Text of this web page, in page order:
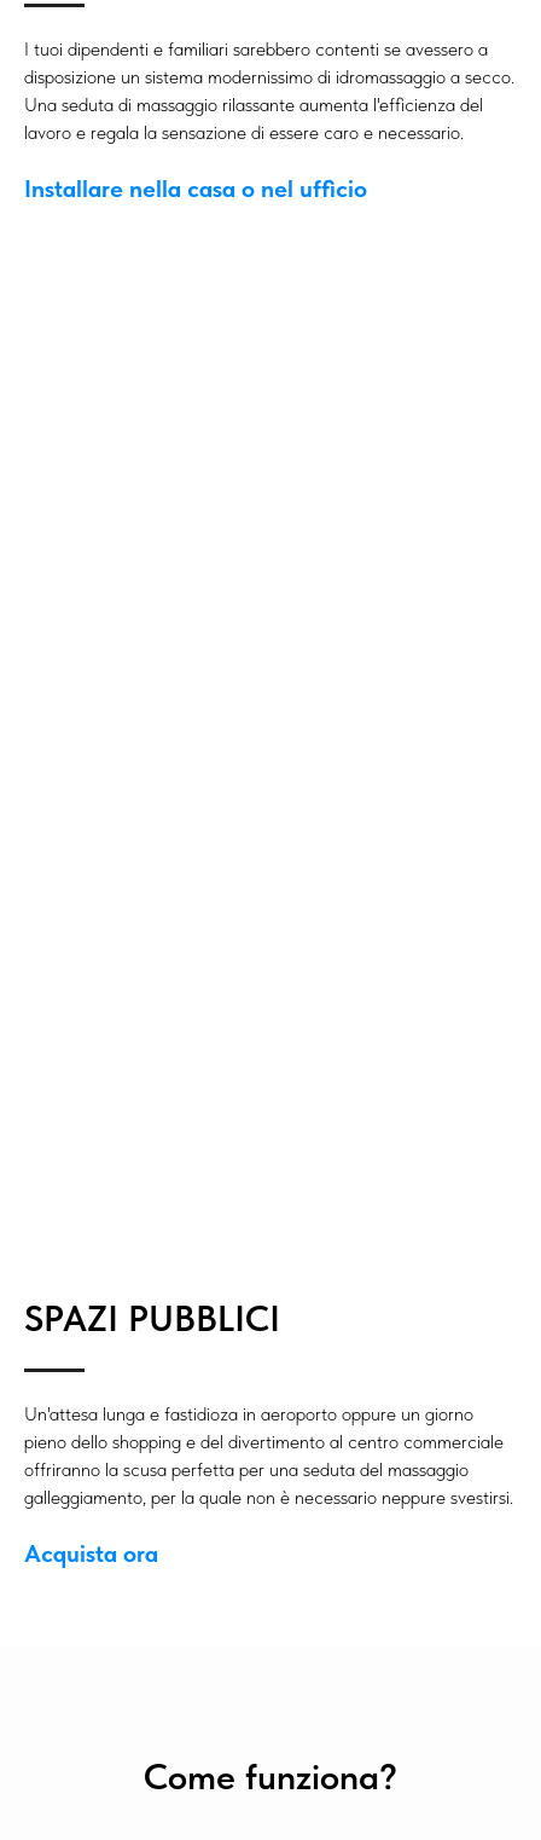
I tuoi dipendenti e familiari sarebbero contenti se avessero a
disposizione un sistema modernissimo di idromassaggio a secco.
Una seduta di massaggio rilassante aumenta l'efficienza del
lavoro e regala la sensazione di essere caro e necessario.
Installare nella casa o nel ufficio
SPAZI PUBBLICI
Un'attesa lunga e fastidioza in aeroporto oppure un giorno
pieno dello shopping e del divertimento al centro commerciale
offriranno la scusa perfetta per una seduta del massaggio
galleggiamento, per la quale non è necessario neppure svestirsi.
Acquista ora
Come funziona?